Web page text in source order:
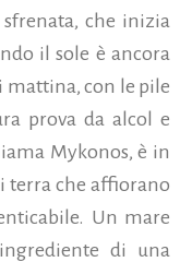
che inizia
il sole è ancora
mattina, con le pile
prova da alcol e
Mykonos, è in
terra che affiorano
Un mare
di una